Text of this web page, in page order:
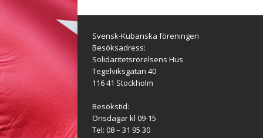
Svensk-Kubanska föreningen
Besöksadress:
Solidaritetsrörelsens Hus
Tegelviksgatan 40
116 41 Stockholm
Besökstid:
Onsdagar kl 09-15
Tel: 08 – 31 95 30